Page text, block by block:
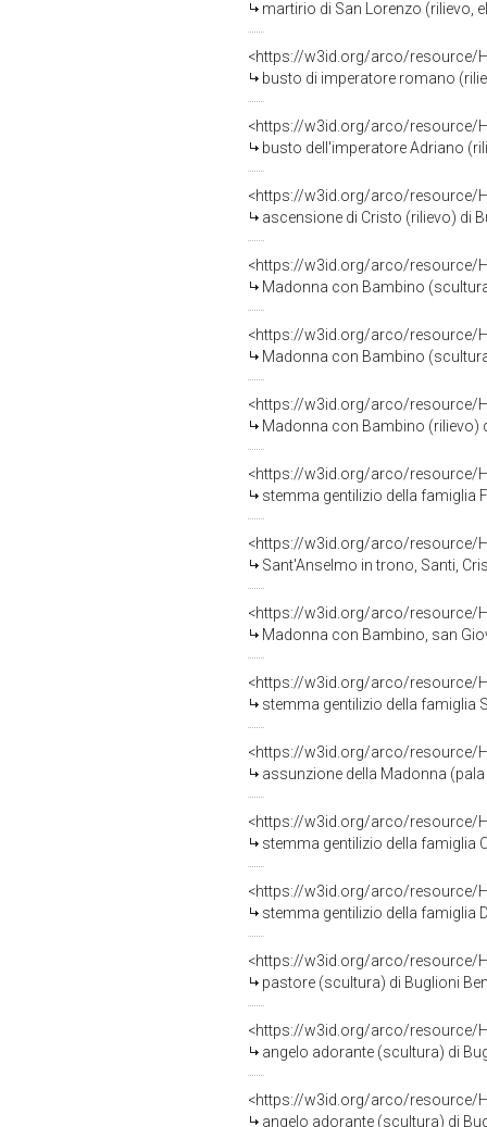
martirio di San Lorenzo (rilievo,
<https://w3id.org/arco/resource/
busto di imperatore romano
<https://w3id.org/arco/resource/
busto dell'imperatore Adriano
<https://w3id.org/arco/resource/
ascensione di Cristo (rilievo) di
<https://w3id.org/arco/resource/
Madonna con Bambino
<https://w3id.org/arco/resource/
Madonna con Bambino
<https://w3id.org/arco/resource/
Madonna con Bambino (rilievo)
<https://w3id.org/arco/resource/
stemma gentilizio della famiglia
<https://w3id.org/arco/resource/
Sant'Anselmo in trono, Santi, Cristo
<https://w3id.org/arco/resource/
Madonna con Bambino, san
<https://w3id.org/arco/resource/
stemma gentilizio della famiglia
<https://w3id.org/arco/resource/
assunzione della Madonna (pala
<https://w3id.org/arco/resource/
stemma gentilizio della famiglia
<https://w3id.org/arco/resource/
stemma gentilizio della famiglia
<https://w3id.org/arco/resource/
pastore (scultura) di Buglioni
<https://w3id.org/arco/resource/
angelo adorante (scultura) di
<https://w3id.org/arco/resource/
angelo adorante (scultura) di